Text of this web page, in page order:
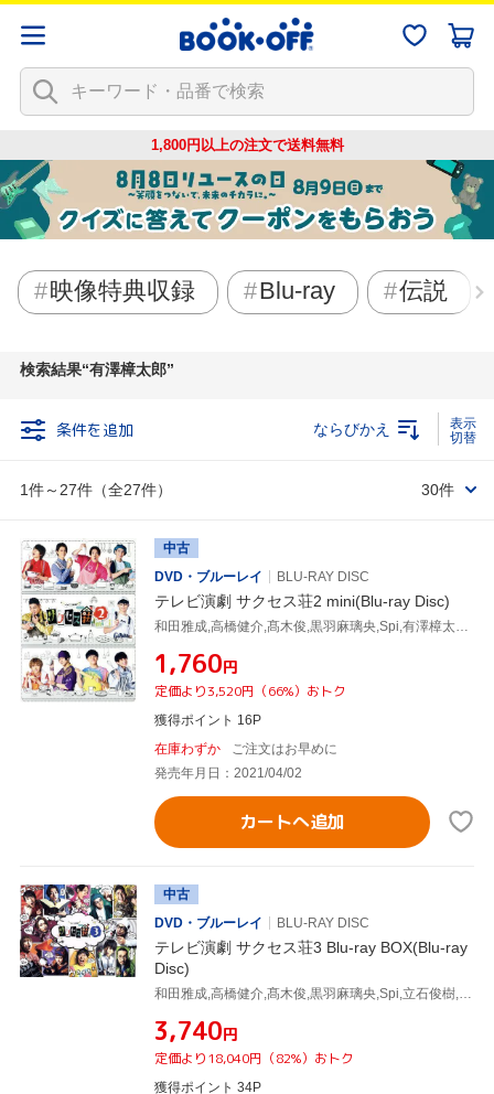
1,800円以上の注文で送料無料
映像特典収録 Blu-ray 伝説
検索結果 有澤樟太郎
条件を追加
1件～27件（全27件）
ならびかえ
30件
中古
DVD・ブルーレイ
BLU-RAY DISC
テレビ演劇 サクセス荘2 mini(Blu-ray Disc)
¥1,760円
定価より3,520円（66%）おトク
獲得ポイント 16P
在庫わずか
ご注文はお早めに
発売年月日：2021/04/02
カートへ追加
中古
DVD・ブルーレイ
BLU-RAY DISC
テレビ演劇 サクセス荘3 Blu-ray BOX(Blu-ray
Disc)
¥3,740円
定価より18,040円（82%）おトク
獲得ポイント 34P